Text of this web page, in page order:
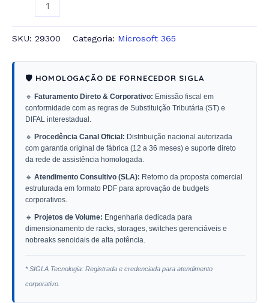
SKU: 29300 Categoria: Microsoft 365
🛡️ HOMOLOGAÇÃO DE FORNECEDOR SIGLA
🔹 Faturamento Direto & Corporativo: Emissão fiscal em
conformidade com as regras de Substituição Tributária (ST) e
DIFAL interestadual.
🔹 Procedência Canal Oficial: Distribuição nacional autorizada
com garantia original de fábrica (12 a 36 meses) e suporte direto
da rede de assistência homologada.
🔹 Atendimento Consultivo (SLA): Retorno da proposta comercial
estruturada em formato PDF para aprovação de budgets
corporativos.
🔹 Projetos de Volume: Engenharia dedicada para
dimensionamento de racks, storages, switches gerenciáveis e
nobreaks senoidais de alta potência.
* SIGLA Tecnologia: Registrada e credenciada para atendimento
corporativo.